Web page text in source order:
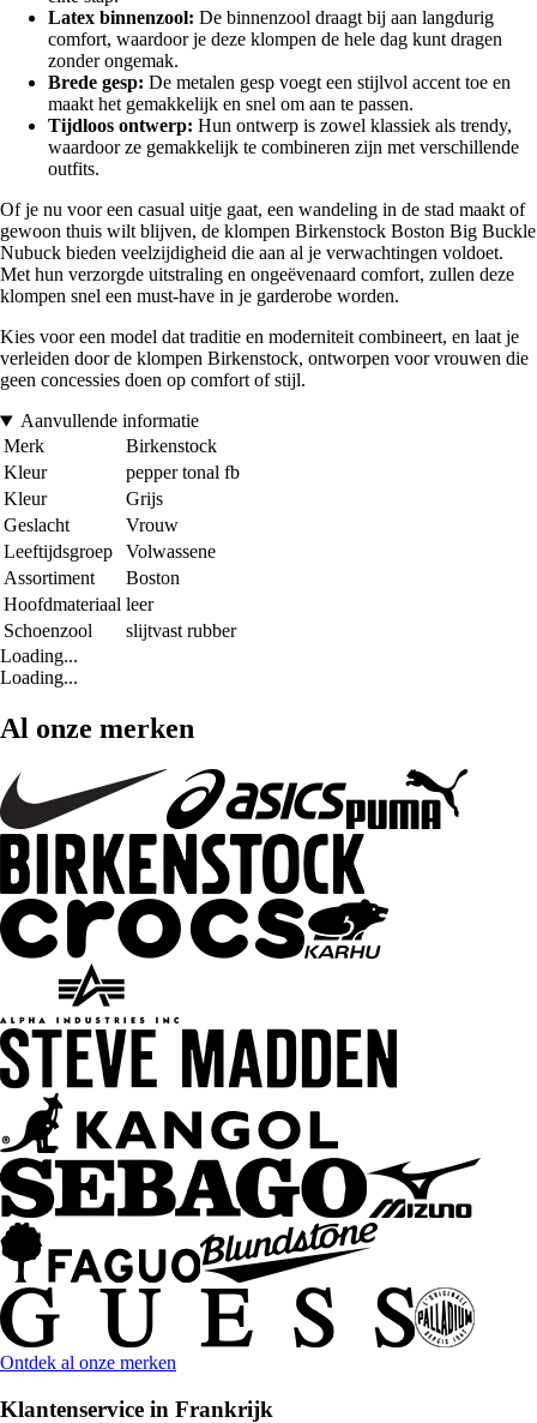
Latex binnenzool: De binnenzool draagt bij aan langdurig
comfort, waardoor je deze klompen de hele dag kunt dragen
zonder ongemak.
Brede gesp: De metalen gesp voegt een stijlvol accent toe en
maakt het gemakkelijk en snel om aan te passen.
Tijdloos ontwerp: Hun ontwerp is zowel klassiek als trendy,
waardoor ze gemakkelijk te combineren zijn met verschillende
outfits.
Of je nu voor een casual uitje gaat, een wandeling in de stad maakt of
gewoon thuis wilt blijven, de klompen Birkenstock Boston Big Buckle
Nubuck bieden veelzijdigheid die aan al je verwachtingen voldoet.
Met hun verzorgde uitstraling en ongeëvenaard comfort, zullen deze
klompen snel een must-have in je garderobe worden.
Kies voor een model dat traditie en moderniteit combineert, en laat je
verleiden door de klompen Birkenstock, ontworpen voor vrouwen die
geen concessies doen op comfort of stijl.
Aanvullende informatie
Merk
Birkenstock
Kleur
pepper tonal fb
Kleur
Grijs
Geslacht
Vrouw
Leeftijdsgroep
Volwassene
Assortiment
Boston
Hoofdmateriaal leer
Schoenzool
slijtvast rubber
Loading...
Loading...
Al onze merken
Ontdek al onze merken
Klantenservice in Frankrijk